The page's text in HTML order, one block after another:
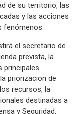
de su territorio, las
y las acciones
fenómenos.
el secretario de
prevista, la
principales
priorización de
recursos, la
destinadas a
y Seguridad.